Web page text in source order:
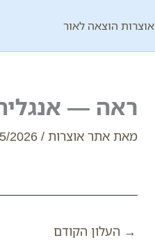
אוצרות הוצאה לאור
ראה —
מאת אתר אוצרות /
2026
→ העלון הקודם